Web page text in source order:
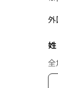
姓
全